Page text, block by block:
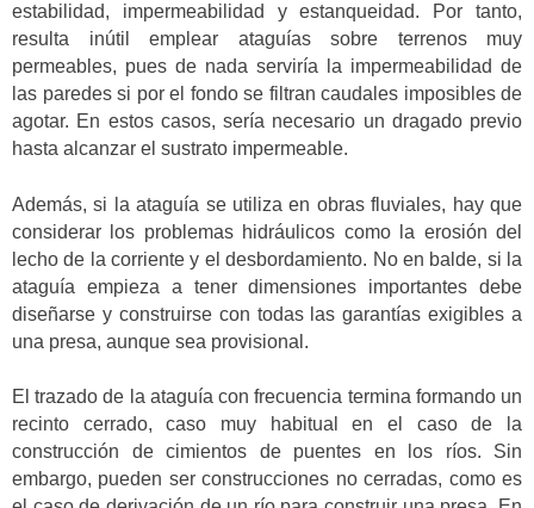
estabilidad, impermeabilidad y estanqueidad. Por tanto,
resulta inútil emplear ataguías sobre terrenos muy
permeables, pues de nada serviría la impermeabilidad de
las paredes si por el fondo se filtran caudales imposibles de
agotar. En estos casos, sería necesario un dragado previo
hasta alcanzar el sustrato impermeable.
Además, si la ataguía se utiliza en obras fluviales, hay que
considerar los problemas hidráulicos como la erosión del
lecho de la corriente y el desbordamiento. No en balde, si la
ataguía empieza a tener dimensiones importantes debe
diseñarse y construirse con todas las garantías exigibles a
una presa, aunque sea provisional.
El trazado de la ataguía con frecuencia termina formando un
recinto cerrado, caso muy habitual en el caso de la
construcción de cimientos de puentes en los ríos. Sin
embargo, pueden ser construcciones no cerradas, como es